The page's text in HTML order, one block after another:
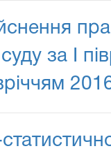
за І